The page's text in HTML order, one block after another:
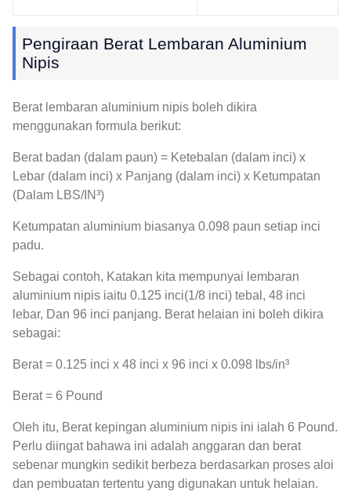
Pengiraan Berat Lembaran Aluminium
Nipis
Berat lembaran aluminium nipis boleh dikira
menggunakan formula berikut:
Berat badan (dalam paun) = Ketebalan (dalam inci) x
Lebar (dalam inci) x Panjang (dalam inci) x Ketumpatan
(Dalam LBS/IN³)
Ketumpatan aluminium biasanya 0.098 paun setiap inci
padu.
Sebagai contoh, Katakan kita mempunyai lembaran
aluminium nipis iaitu 0.125 inci(1/8 inci) tebal, 48 inci
lebar, Dan 96 inci panjang. Berat helaian ini boleh dikira
sebagai:
Berat = 0.125 inci x 48 inci x 96 inci x 0.098 lbs/in³
Berat = 6 Pound
Oleh itu, Berat kepingan aluminium nipis ini ialah 6 Pound.
Perlu diingat bahawa ini adalah anggaran dan berat
sebenar mungkin sedikit berbeza berdasarkan proses aloi
dan pembuatan tertentu yang digunakan untuk helaian.